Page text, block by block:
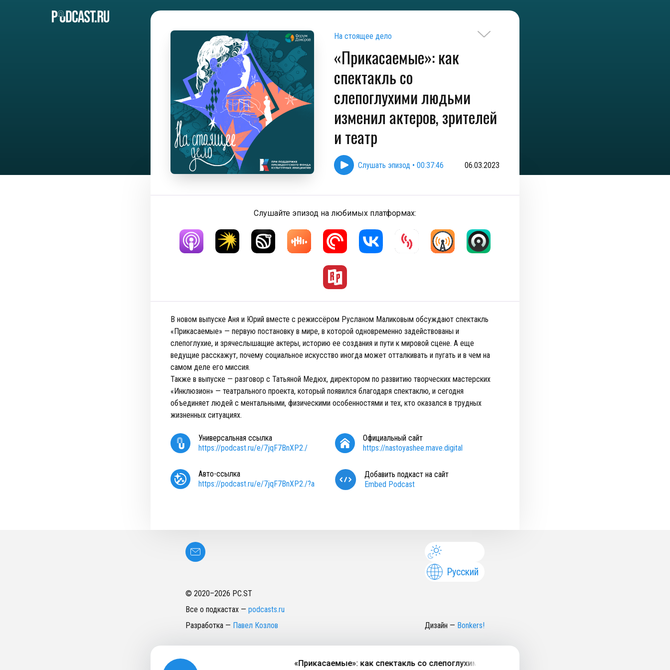
На стоящее дело
«Прикасаемые»: как
спектакль со
слепоглухими людьми
изменил актеров, зрителей
и театр
Слушать эпизод • 00:37:46 06.03.2023
Слушайте эпизод на любимых платформах:
В новом выпуске Аня и Юрий вместе с режиссёром Русланом Маликовым обсуждают спектакль
«Прикасаемые» — первую постановку в мире, в которой одновременно задействованы и
слепоглухие, и зрячеслышащие актеры, историю ее создания и пути к мировой сцене. А еще
ведущие расскажут, почему социальное искусство иногда может отталкивать и пугать и в чем на
самом деле его миссия.
Также в выпуске — разговор с Татьяной Медюх, директором по развитию творческих мастерских
«Инклюзион» — театрального проекта, который появился благодаря спектаклю, и сегодня
объединяет людей с ментальными, физическими особенностями и тех, кто оказался в трудных
жизненных ситуациях.
Универсальная ссылка
https://podcast.ru/e/7jqF7BnXP2./
Официальный сайт
https://nastoyashee.mave.digital
Авто-ссылка
https://podcast.ru/e/7jqF7BnXP2./?a
Добавить подкаст на сайт
Embed Podcast
Русский
© 2020–2026 PC.ST
Все о подкастах — podcasts.ru
Разработка — Павел Козлов Дизайн — Bonkers!
«Прикасаемые»: как спектакль со слепоглухими людьми изменил актеров, зрителей и театр